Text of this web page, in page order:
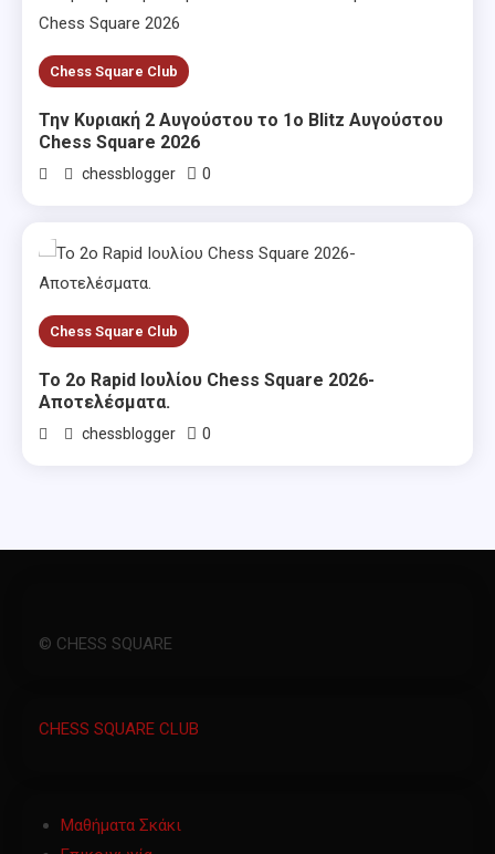
Chess Square Club
Την Κυριακή 2 Αυγούστου το 1ο Blitz Αυγούστου
Chess Square 2026
chessblogger 0
Chess Square Club
Το 2ο Rapid Ιουλίου Chess Square 2026-
Αποτελέσματα.
chessblogger 0
© CHESS SQUARE
CHESS SQUARE CLUB
Μαθήματα Σκάκι